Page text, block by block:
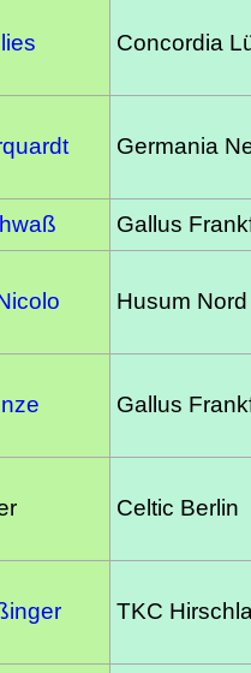
Concordia
Germania
Gallus
Husum Nord
Gallus
Celtic Berlin
TKC